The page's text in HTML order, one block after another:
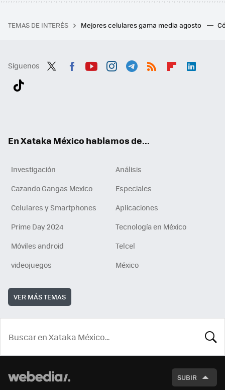
TEMAS DE INTERÉS Mejores celulares gama media agosto
Síguenos
En Xataka México hablamos de...
Investigación
Análisis
Cazando Gangas Mexico
Especiales
Celulares y Smartphones
Aplicaciones
Prime Day 2024
Tecnología en México
Móviles android
Telcel
videojuegos
México
VER MÁS TEMAS
SUBIR